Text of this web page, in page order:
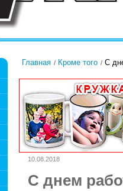
Главная Кроме того С
10.08.2018
С днем